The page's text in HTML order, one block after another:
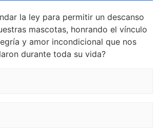
la ley para permitir un descanso
mascotas, honrando el vínculo
y amor incondicional que nos
durante toda su vida?